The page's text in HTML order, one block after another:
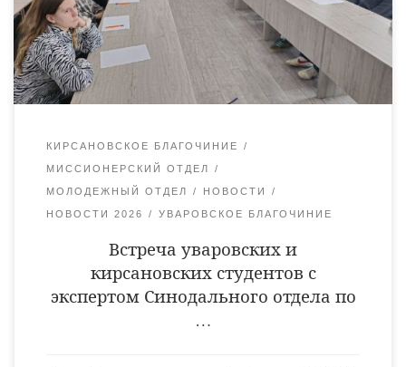
области образования, воспитания и работы с молодёжью
Русланом Ткаченко. Мероприятия, организованные в двух
кафедральных городах при содействии миссионерского и
молодежного отделов Уваровской епархии, […]
КИРСАНОВСКОЕ БЛАГОЧИНИЕ
МИССИОНЕРСКИЙ ОТДЕЛ
МОЛОДЕЖНЫЙ ОТДЕЛ НОВОСТИ
НОВОСТИ 2026 УВАРОВСКОЕ БЛАГОЧИНИЕ
Встреча уваровских и
кирсановских студентов с
экспертом Синодального отдела по
…